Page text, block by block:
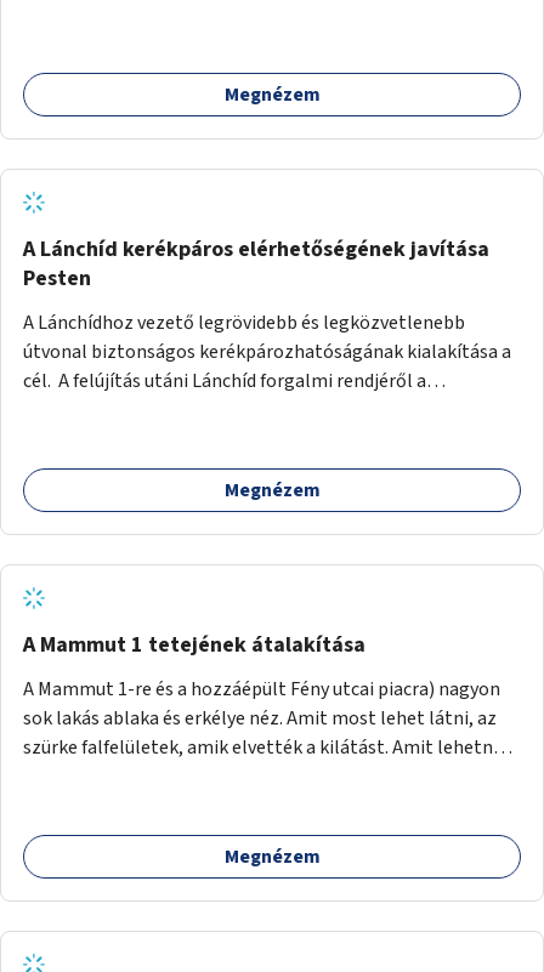
megtörtént az első lépése annak, hogy a belváros
tengelyében is megerősödjön a Buda és Pest közötti
lehetővé kell tenni a kerékpárosbarát kialakítást. Legyen
biztonságosan kerékpározható az Alagút, a Mészáros utca
és a Márvány utca is!
Megnézem
A Lánchíd kerékpáros elérhetőségének javítása
Pesten
A Lánchídhoz vezető legrövidebb és legközvetlenebb
útvonal biztonságos kerékpározhatóságának kialakítása a
cél. A felújítás utáni Lánchíd forgalmi rendjéről a
megtörtént az első lépése annak, hogy a belváros
tengelyében is megerősödjön a Buda és Pest közötti
lehetővé kell tenni a kerékpárosbarát kialakítást. Legyen
biztonságosan kerékpározható a József Attila utca is!
Megnézem
A Mammut 1 tetejének átalakítása
A Mammut 1-re és a hozzáépült Fény utcai piacra) nagyon
sok lakás ablaka és erkélye néz. Amit most lehet látni, az
szürke falfelületek, amik elvették a kilátást. Amit lehetne:
egy látképet, amit azok elvettek.
Megnézem